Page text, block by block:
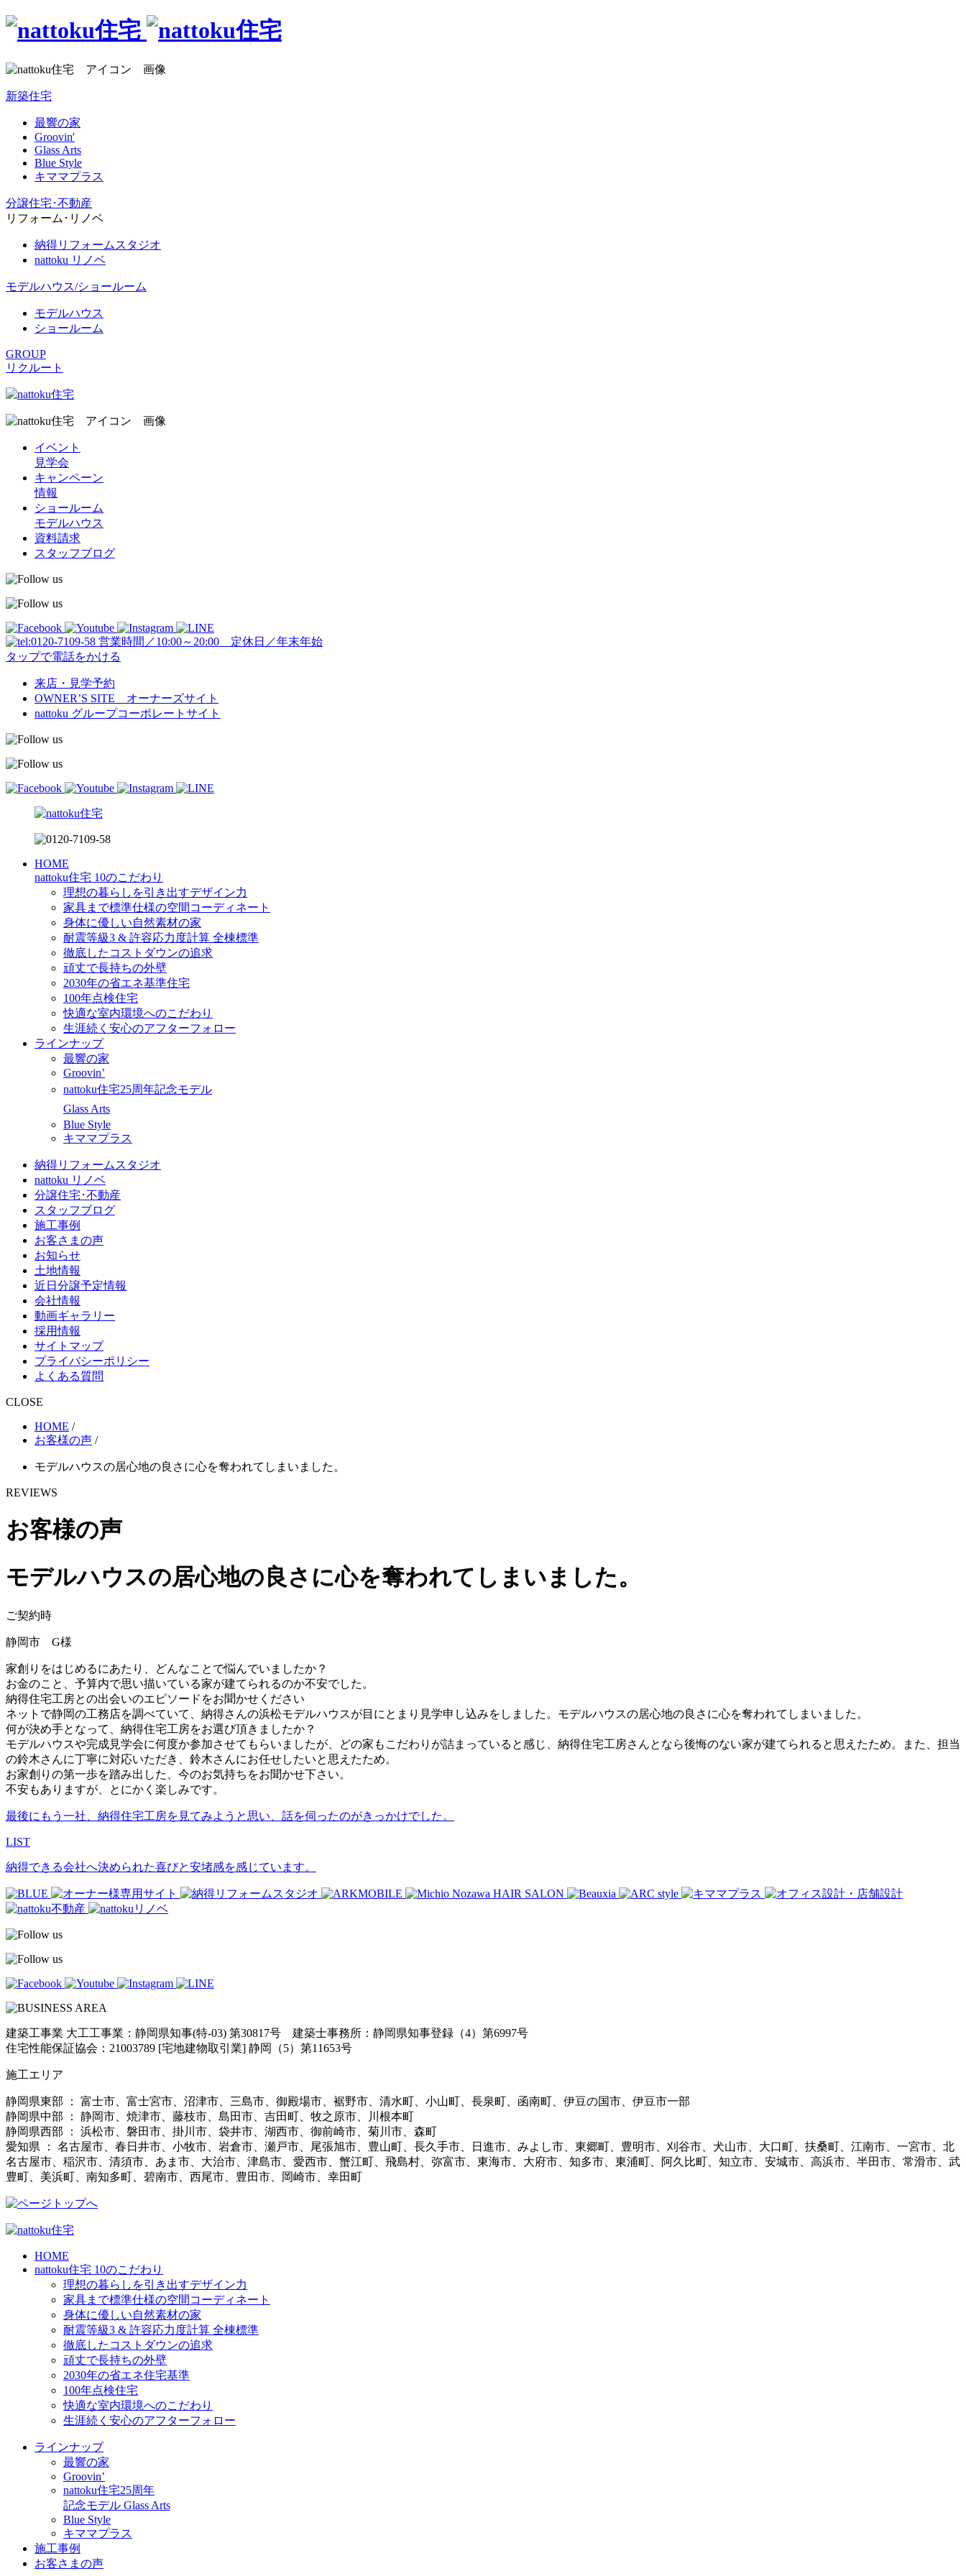
新築住宅
最響の家
Groovin'
Glass Arts
Blue Style
キママプラス
分譲住宅･不動産
リフォーム･リノベ
納得リフォームスタジオ
nattoku リノベ
モデルハウス/ショールーム
モデルハウス
ショールーム
GROUP
リクルート
イベント
見学会
キャンペーン
情報
ショールーム
モデルハウス
資料請求
スタッフブログ
営業時間／10:00～20:00 定休日／年末年始
タップで電話をかける
来店・見学予約
OWNER’S SITE オーナーズサイト
nattoku グループコーポレートサイト
HOME
nattoku住宅 10のこだわり
理想の暮らしを引き出すデザイン力
家具まで標準仕様の空間コーディネート
身体に優しい自然素材の家
耐震等級3 & 許容応力度計算 全棟標準
徹底したコストダウンの追求
頑丈で長持ちの外壁
2030年の省エネ基準住宅
100年点検住宅
快適な室内環境へのこだわり
生涯続く安心のアフターフォロー
ラインナップ
最響の家
Groovin’
nattoku住宅25周年記念モデル
Glass Arts
Blue Style
キママプラス
納得リフォームスタジオ
nattoku リノベ
分譲住宅･不動産
スタッフブログ
施工事例
お客さまの声
お知らせ
土地情報
近日分譲予定情報
会社情報
動画ギャラリー
採用情報
サイトマップ
プライバシーポリシー
よくある質問
CLOSE
HOME /
お客様の声 /
モデルハウスの居心地の良さに心を奪われてしまいました。
REVIEWS
お客様の声
モデルハウスの居心地の良さに心を奪われてしまいました。
ご契約時
静岡市 G様
家創りをはじめるにあたり、どんなことで悩んでいましたか？
お金のこと、予算内で思い描いている家が建てられるのか不安でした。
納得住宅工房との出会いのエピソードをお聞かせください
ネットで静岡の工務店を調べていて、納得さんの浜松モデルハウスが目にとまり見学申し込みをしました。モデルハウスの居心地の良さに心を奪われてしまいました。
何が決め手となって、納得住宅工房をお選び頂きましたか？
モデルハウスや完成見学会に何度か参加させてもらいましたが、どの家もこだわりが詰まっていると感じ、納得住宅工房さんとなら後悔のない家が建てられると思えたため。また、担当
の鈴木さんに丁寧に対応いただき、鈴木さんにお任せしたいと思えたため。
お家創りの第一歩を踏み出した、今のお気持ちをお聞かせ下さい。
不安もありますが、とにかく楽しみです。
最後にもう一社、納得住宅工房を見てみようと思い、話を伺ったのがきっかけでした。
LIST
納得できる会社へ決められた喜びと安堵感を感じています。
建築工事業 大工工事業：静岡県知事(特-03) 第30817号 建築士事務所：静岡県知事登録（4）第6997号
住宅性能保証協会：21003789 [宅地建物取引業] 静岡（5）第11653号
施工エリア
静岡県東部 ： 富士市、富士宮市、沼津市、三島市、御殿場市、裾野市、清水町、小山町、長泉町、函南町、伊豆の国市、伊豆市一部
静岡県中部 ： 静岡市、焼津市、藤枝市、島田市、吉田町、牧之原市、川根本町
静岡県西部 ： 浜松市、磐田市、掛川市、袋井市、湖西市、御前崎市、菊川市、森町
愛知県 ： 名古屋市、春日井市、小牧市、岩倉市、瀬戸市、尾張旭市、豊山町、長久手市、日進市、みよし市、東郷町、豊明市、刈谷市、犬山市、大口町、扶桑町、江南市、一宮市、北
名古屋市、稲沢市、清須市、あま市、大治市、津島市、愛西市、蟹江町、飛島村、弥富市、東海市、大府市、知多市、東浦町、阿久比町、知立市、安城市、高浜市、半田市、常滑市、武
豊町、美浜町、南知多町、碧南市、西尾市、豊田市、岡崎市、幸田町
HOME
nattoku住宅 10のこだわり
理想の暮らしを引き出すデザイン力
家具まで標準仕様の空間コーディネート
身体に優しい自然素材の家
耐震等級3 & 許容応力度計算 全棟標準
徹底したコストダウンの追求
頑丈で長持ちの外壁
2030年の省エネ住宅基準
100年点検住宅
快適な室内環境へのこだわり
生涯続く安心のアフターフォロー
ラインナップ
最響の家
Groovin’
nattoku住宅25周年
記念モデル Glass Arts
Blue Style
キママプラス
施工事例
お客さまの声